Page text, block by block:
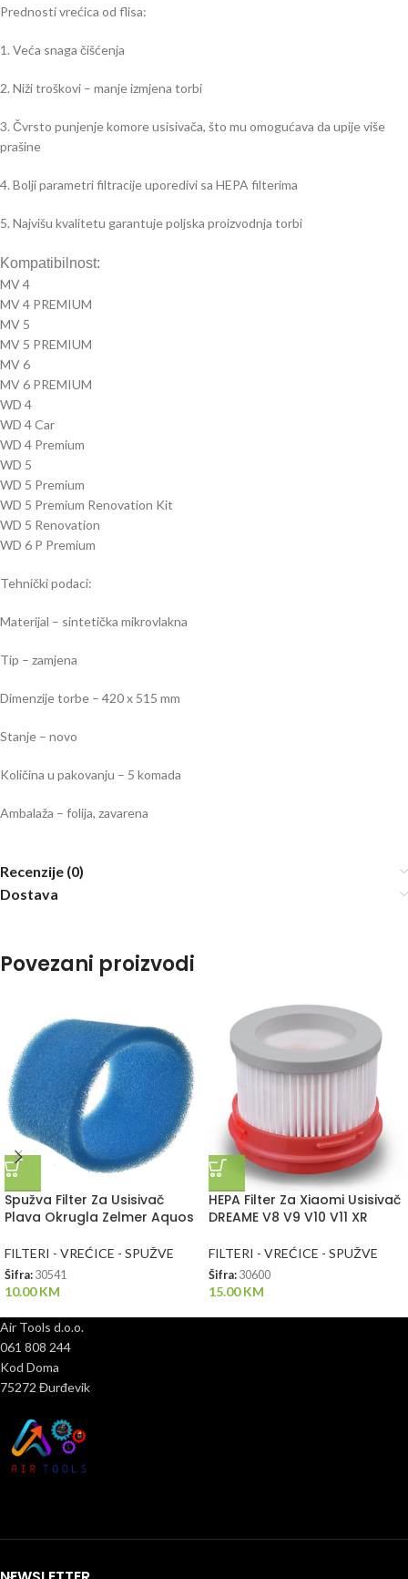
Prednosti vrećica od flisa:
1. Veća snaga čišćenja
2. Niži troškovi – manje izmjena torbi
3. Čvrsto punjenje komore usisivača, što mu omogućava da upije više
prašine
4. Bolji parametri filtracije uporedivi sa HEPA filterima
5. Najvišu kvalitetu garantuje poljska proizvodnja torbi
Kompatibilnost:
MV 4
MV 4 PREMIUM
MV 5
MV 5 PREMIUM
MV 6
MV 6 PREMIUM
WD 4
WD 4 Car
WD 4 Premium
WD 5
WD 5 Premium
WD 5 Premium Renovation Kit
WD 5 Renovation
WD 6 P Premium
Tehnički podaci:
Materijal – sintetička mikrovlakna
Tip – zamjena
Dimenzije torbe – 420 x 515 mm
Stanje – novo
Količina u pakovanju – 5 komada
Ambalaža – folija, zavarena
Recenzije (0)
Dostava
Povezani proizvodi
Spužva Filter Za Usisivač
Plava Okrugla Zelmer Aquos
FILTERI - VREĆICE - SPUŽVE
Šifra: 30541
10.00KM
HEPA Filter Za Xiaomi Usisivač
DREAME V8 V9 V10 V11 XR
FILTERI - VREĆICE - SPUŽVE
Šifra: 30600
15.00KM
Air Tools d.o.o.
061 808 244
Kod Doma
75272 Đurđevik